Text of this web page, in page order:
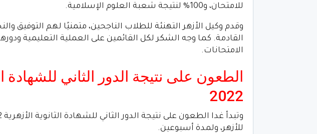
للامتحان، و100% لنتيجة شعبة العلوم الإسلامية.
وقدم وكيل الأزهر التهنئة للطلاب الناجحين، متمنيًا لهم التوفيق
القادمة. كما وجه الشكر لكل القائمين على العملية التعليمية
الامتحانات.
الطعون على نتيجة الدور الثاني للشهادة
2022
للأزهر، ولمدة أسبوعين.